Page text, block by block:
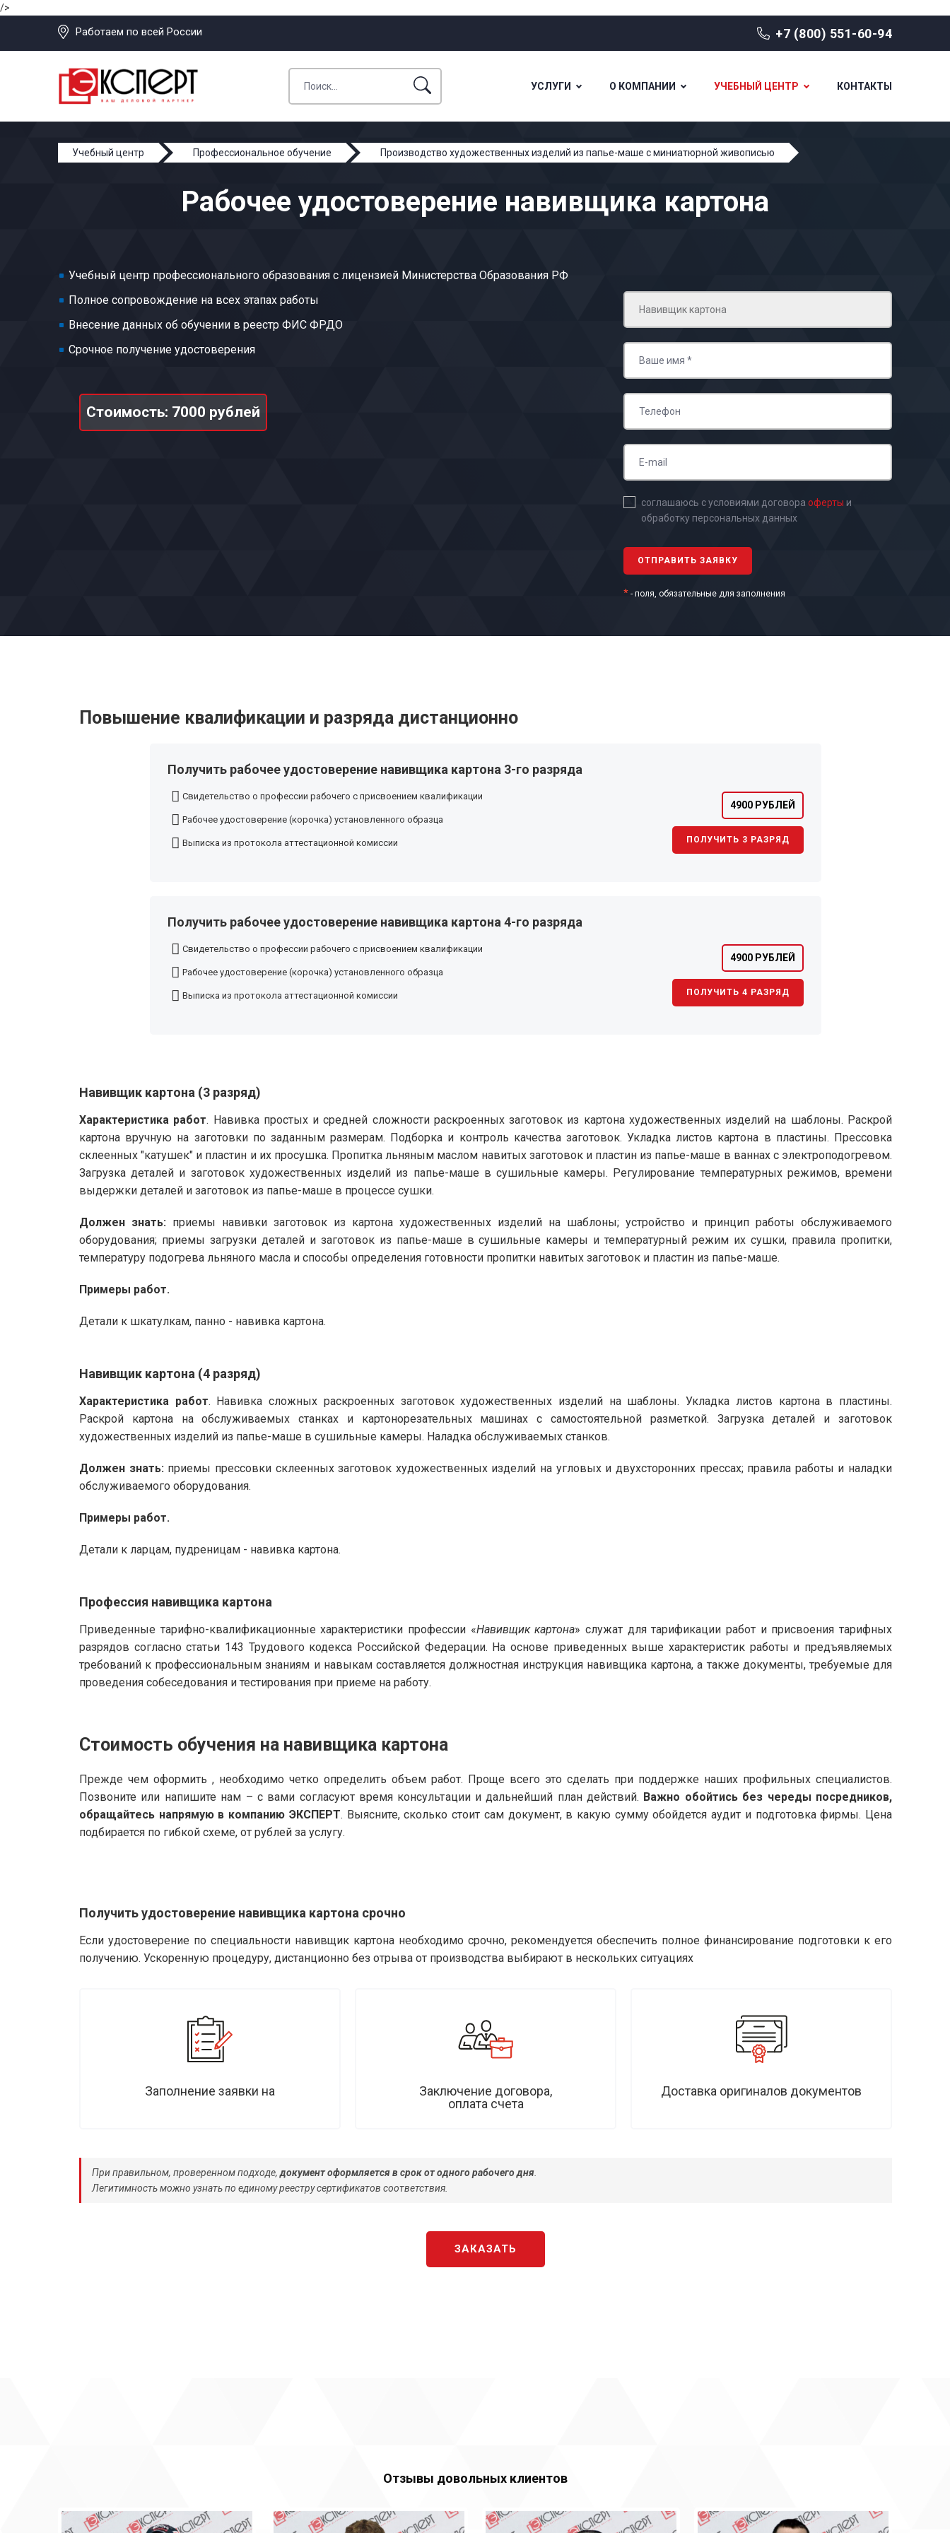
/>
Работаем по всей России +7 (800) 551-60-94
УСЛУГИ О КОМПАНИИ УЧЕБНЫЙ ЦЕНТР КОНТАКТЫ
Учебный центр Профессиональное обучение
Производство художественных изделий из папье-маше с миниатюрной живописью
Рабочее удостоверение навивщика картона
Учебный центр профессионального образования с лицензией Министерства Образования РФ
Полное сопровождение на всех этапах работы
Внесение данных об обучении в реестр ФИС ФРДО
Срочное получение удостоверения
Стоимость: 7000 рублей
соглашаюсь с условиями договора оферты и
обработку персональных данных
* - поля, обязательные для заполнения
Повышение квалификации и разряда дистанционно
Получить рабочее удостоверение навивщика картона 3-го разряда
Свидетельство о профессии рабочего с присвоением квалификации
Рабочее удостоверение (корочка) установленного образца
Выписка из протокола аттестационной комиссии
4900 РУБЛЕЙ
ПОЛУЧИТЬ 3 РАЗРЯД
Получить рабочее удостоверение навивщика картона 4-го разряда
Свидетельство о профессии рабочего с присвоением квалификации
Рабочее удостоверение (корочка) установленного образца
Выписка из протокола аттестационной комиссии
4900 РУБЛЕЙ
ПОЛУЧИТЬ 4 РАЗРЯД
Навивщик картона (3 разряд)
Характеристика работ. Навивка простых и средней сложности раскроенных заготовок из картона художественных изделий на шаблоны. Раскрой
картона вручную на заготовки по заданным размерам. Подборка и контроль качества заготовок. Укладка листов картона в пластины. Прессовка
склеенных "катушек" и пластин и их просушка. Пропитка льняным маслом навитых заготовок и пластин из папье-маше в ваннах с электроподогревом.
Загрузка деталей и заготовок художественных изделий из папье-маше в сушильные камеры. Регулирование температурных режимов, времени
выдержки деталей и заготовок из папье-маше в процессе сушки.
Должен знать: приемы навивки заготовок из картона художественных изделий на шаблоны; устройство и принцип работы обслуживаемого
оборудования; приемы загрузки деталей и заготовок из папье-маше в сушильные камеры и температурный режим их сушки, правила пропитки,
температуру подогрева льняного масла и способы определения готовности пропитки навитых заготовок и пластин из папье-маше.
Примеры работ.
Детали к шкатулкам, панно - навивка картона.
Навивщик картона (4 разряд)
Характеристика работ. Навивка сложных раскроенных заготовок художественных изделий на шаблоны. Укладка листов картона в пластины.
Раскрой картона на обслуживаемых станках и картонорезательных машинах с самостоятельной разметкой. Загрузка деталей и заготовок
художественных изделий из папье-маше в сушильные камеры. Наладка обслуживаемых станков.
Должен знать:приемы прессовки склеенных заготовок художественных изделий на угловых и двухсторонних прессах; правила работы и наладки
обслуживаемого оборудования.
Примеры работ.
Детали к ларцам, пудреницам - навивка картона.
Профессия навивщика картона
Приведенные тарифно-квалификационные характеристики профессии «Навивщик картона» служат для тарификации работ и присвоения тарифных
разрядов согласно статьи 143 Трудового кодекса Российской Федерации. На основе приведенных выше характеристик работы и предъявляемых
требований к профессиональным знаниям и навыкам составляется должностная инструкция навивщика картона, а также документы, требуемые для
проведения собеседования и тестирования при приеме на работу.
Стоимость обучения на навивщика картона
Прежде чем оформить , необходимо четко определить объем работ. Проще всего это сделать при поддержке наших профильных специалистов.
Позвоните или напишите нам – с вами согласуют время консультации и дальнейший план действий. Важно обойтись без череды посредников,
обращайтесь напрямую в компанию ЭКСПЕРТ. Выясните, сколько стоит сам документ, в какую сумму обойдется аудит и подготовка фирмы. Цена
подбирается по гибкой схеме, от рублей за услугу.
Получить удостоверение навивщика картона срочно
Если удостоверение по специальности навивщик картона необходимо срочно, рекомендуется обеспечить полное финансирование подготовки к его
получению. Ускоренную процедуру, дистанционно без отрыва от производства выбирают в нескольких ситуациях
Заполнение заявки на
Заключение договора,
оплата счета
Доставка оригиналов документов
При правильном, проверенном подходе,документ оформляется в срок от одного рабочего дня
Легитимность можно узнать по единому реестру сертификатов соответствия.
ЗАКАЗАТЬ
Отзывы довольных клиентов